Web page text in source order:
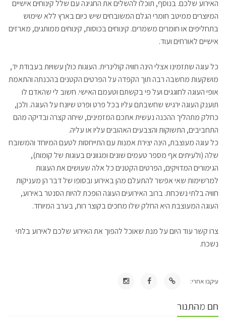
האירוע שלכם. בנוסף, תוכלו להשלים את החגיגה עם שלל קינוחים אישיים
המיוצרים ממיטב חומרי הגלם המשובחים שיש כיום בארץ ללא שימוש
בתחליפים או חומרים משמרים. קינוחים בכוסות, קינוחים ממותגים, מארזים
אישיים לאורחים ועוד.
כל עוגה שתזמינו אצלי הינה חוויה קולינרית. העוגות כולן עשויות בעבודת יד,
מושקעות מחשבה רבה תוך הקפדה על הפרטים הקטנים בהכנתה והתאמת
אופי העוגה לחוגגים ועל פי בקשתם וטעמם האישי. חשוב לי שהאדם לו
תוענק העוגה ירגיש שחשבתם עליו בכל פרט ופרט שיונח על העוגה. ולכן,
כחלק מתהליך ההכנה נעשית אתכם המזמינים, שיחה קצרה ובדיקה מהם
התחביבים, התשוקות והצבעים האהובים עליו או עליה.
כל עוגה מעוצבת, הינה יצירת אמנות עם התייחסות לטעם המיוחד והמשובח
שלה (ולעיתים אף מספר טעמים שונים ומגוונים בעוגות של קומות),
הגימורים המדויקים, הפרטים הקטנים כל אלה שעושים את העוגות
למרשימות שאי אפשר להתעלם מהן באירוע ובסופו של דבר הן מעניקות
חוויה בלתי נשכחת. ברוב האירועים העוגה הופכת להיות הסנטר באירוע,
העוגה המעוצבת היא החלק שלו מחכים בקוצר רוח, בערב המיוחד.
צרו קשר עוד היום על מנת שאוכל להפוך את האירוע שלכם לאירוע בלתי
נשכח.
עיקבו אחרי:
חם מהתנור